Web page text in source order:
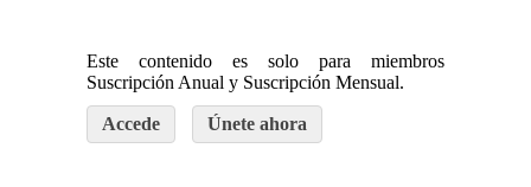
Este contenido es solo para miembros
Suscripción Anual y Suscripción Mensual.
Accede Únete ahora